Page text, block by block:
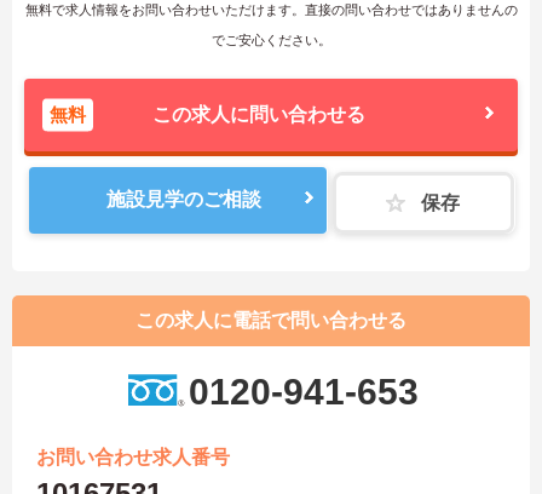
無料で求人情報をお問い合わせいただけます。直接の問い合わせではありませんの
でご安心ください。
無料 この求人に問い合わせる
施設見学のご相談 保存
この求人に電話で問い合わせる
0120-941-653
お問い合わせ求人番号